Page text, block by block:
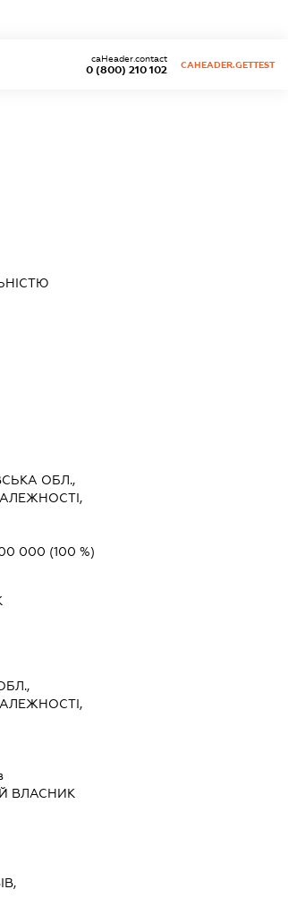
0 (800) 210 102
caHeader.contact
CAHEADER.GETTEST
ОБЛ.,
000 (100 %)
ВЛАСНИК